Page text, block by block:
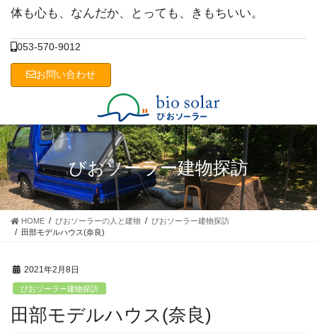
移
動
体も心も、なんだか、とっても、きもちいい。
053-570-9012
お問い合わせ
びおソーラー建物探訪
HOME びおソーラーの人と建物
びおソーラー建物探訪
田部モデルハウス(奈良)
2021年2月8日
びおソーラー建物探訪
田部モデルハウス(奈良)